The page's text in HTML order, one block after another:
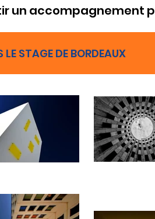
un accompagnement
LE STAGE DE BORDEAUX